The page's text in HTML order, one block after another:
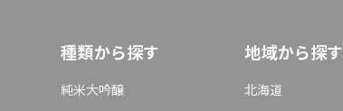
種類から探す
純米大吟醸
地域から探す
北海道